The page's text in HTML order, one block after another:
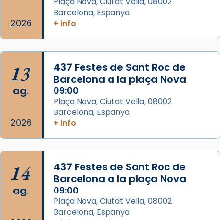
Arquebisbat de Barcelona
2 weeks ago
Aquest dilluns, 27 de juliol, ha tingut lloc la
missa d’acció de gràcies en agraïment al
comitè organitzador de la visita apostòlica
del Sant Pare Lleó XIV a Barcelona, i als
col·laboradors, a la Catedral de Barcelona.
L’arquebisbe de Barcelona, el cardenal Joan
📸 Dr. G. Simón
Photo
View on Facebook · Share
2026
Barcelona, Espanya
+ info
13
ag.
2026
437 Festes de Sant Roc de
Barcelona a la plaça Nova
09:00
Plaça Nova, Ciutat Vella, 08002
Barcelona, Espanya
+ info
14
ag.
437 Festes de Sant Roc de
Barcelona a la plaça Nova
09:00
Plaça Nova, Ciutat Vella, 08002
Barcelona, Espanya